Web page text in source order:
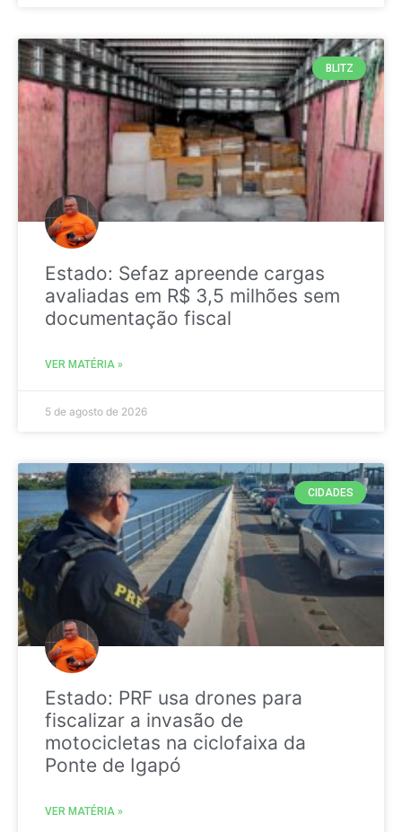
BLITZ
Estado: Sefaz apreende cargas
avaliadas em R$ 3,5 milhões sem
documentação fiscal
VER MATÉRIA »
5 de agosto de 2026
CIDADES
Estado: PRF usa drones para
fiscalizar a invasão de
motocicletas na ciclofaixa da
Ponte de Igapó
VER MATÉRIA »